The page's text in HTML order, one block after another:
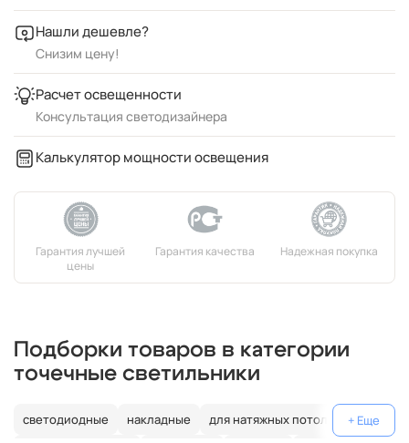
Нашли дешевле?
Снизим цену!
Расчет освещенности
Консультация светодизайнера
Калькулятор мощности освещения
Подборки товаров в категории
точечные светильники
светодиодные накладные
для натяжных потолков